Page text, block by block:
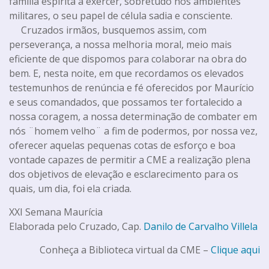
militares, o seu papel de célula sadia e consciente.
Cruzados irmãos, busquemos assim, com
perseverança, a nossa melhoria moral, meio mais
eficiente de que dispomos para colaborar na obra do
bem. E, nesta noite, em que recordamos os elevados
testemunhos de renúncia e fé oferecidos por Maurício
e seus comandados, que possamos ter fortalecido a
nossa coragem, a nossa determinação de combater em
nós ¨homem velho¨ a fim de podermos, por nossa vez,
oferecer aquelas pequenas cotas de esforço e boa
vontade capazes de permitir a CME a realização plena
dos objetivos de elevação e esclarecimento para os
quais, um dia, foi ela criada.
XXI Semana Maurícia
Elaborada pelo Cruzado, Cap. Danilo de Carvalho Villela
Conheça a Biblioteca virtual da CME – Clique aqui